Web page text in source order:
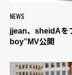
NEWS
jjean、sheidAを
boy”MV公開